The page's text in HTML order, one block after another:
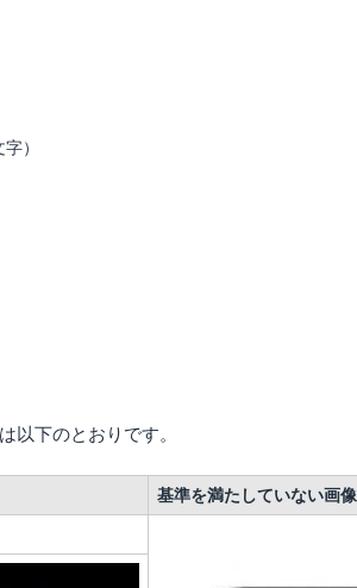
）
以下のとおりです。
基準を満たしていない画像